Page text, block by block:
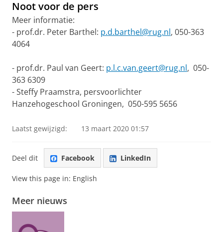
Noot voor de pers
Meer informatie:
- prof.dr. Peter Barthel: p.d.barthel@rug.nl, 050-363
4064
- prof.dr. Paul van Geert: p.l.c.van.geert@rug.nl, 050-
363 6309
- Steffy Praamstra, persvoorlichter
Hanzehogeschool Groningen, 050-595 5656
Laatst gewijzigd: 13 maart 2020 01:57
Deel dit Facebook LinkedIn
View this page in: English
Meer nieuws